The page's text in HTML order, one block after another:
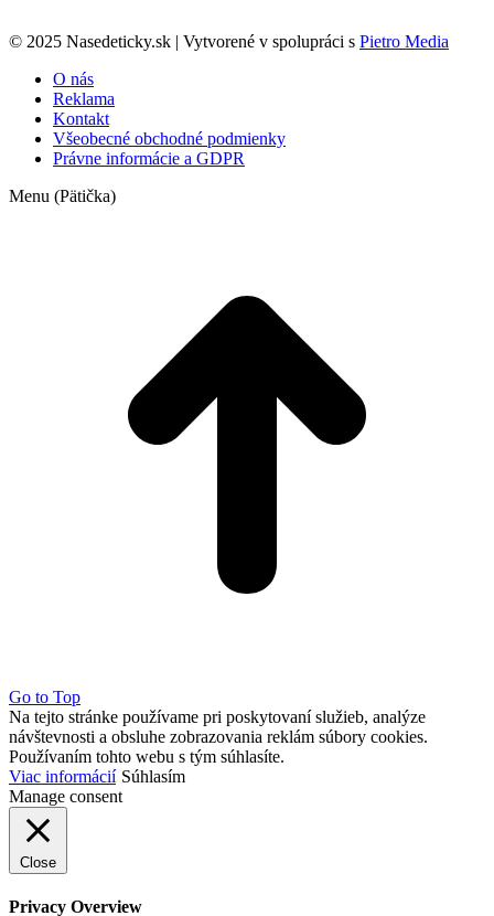
© 2025 Nasedeticky.sk | Vytvorené v spolupráci s Pietro Media
O nás
Reklama
Kontakt
Všeobecné obchodné podmienky
Právne informácie a GDPR
Menu (Pätička)
Go to Top
Na tejto stránke používame pri poskytovaní služieb, analýze
návštevnosti a obsluhe zobrazovania reklám súbory cookies.
Používaním tohto webu s tým súhlasíte.
Viac informácií Súhlasím
Manage consent
Close
Privacy Overview